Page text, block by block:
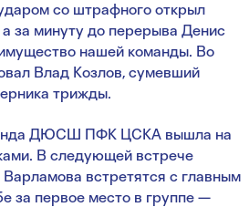
со штрафного открыл
за минуту до перерыва Денис
нашей команды. Во
Влад Козлов, сумевший
трижды.
ДЮСШ ПФК ЦСКА вышла на
В следующей встрече
встретятся с главным
за первое место в группе —